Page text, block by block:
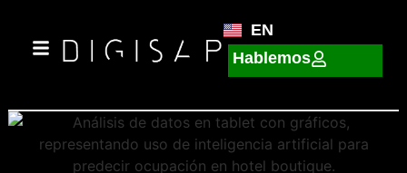
EN
Hablemos